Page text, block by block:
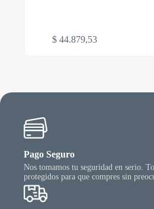
$ 44.879,53
Pago Seguro
Nos tomamos tu seguridad en serio.
protegidos para que compres sin